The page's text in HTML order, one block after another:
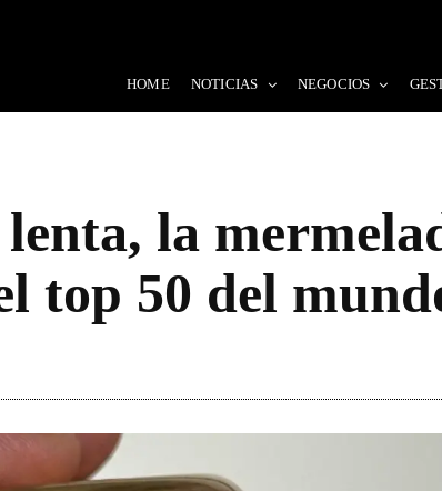
HOME NOTICIAS NEGOCIOS
la
top 50 del